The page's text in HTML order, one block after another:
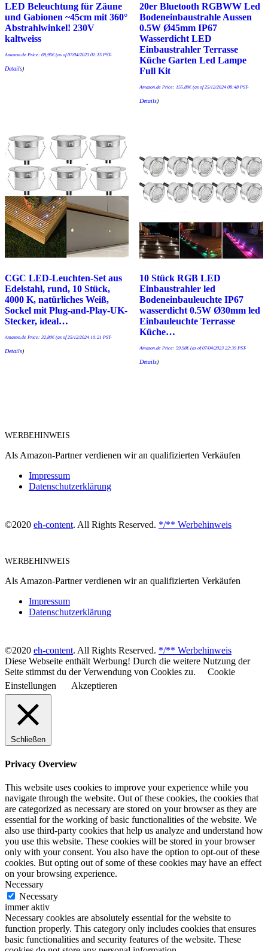
LED Beleuchtung für Zäune
und Gabionen ~45cm mit 360°
Abstrahlwinkel! 230V
kaltweiss
Amazon.de Price: 69,95€(as of 07/04/2023 01:15 PST-
Details)
20er Bluetooth RGBWW Led
Bodeneinbaustrahle Aussen
0.5W Ø45mm IP67
Wasserdicht LED
Einbaustrahler Terrasse
Küche Garten Led Lampe
Full Kit
Amazon.de Price: 155,89€(as of 25/12/2024 08:48 PST-
Details)
CGC LED-Leuchten-Set aus
Edelstahl, rund, 10 Stück,
4000 K, natürliches Weiß,
Sockel mit Plug-and-Play-UK-
Stecker, ideal…
Amazon.de Price: 32,80€(as of 25/12/2024 10:21 PST-
Details)
10 Stück RGB LED
Einbaustrahler led
Bodeneinbauleuchte IP67
wasserdicht 0.5W Ø30mm led
Einbauleuchte Terrasse
Küche…
Amazon.de Price: 59,98€(as of 07/04/2023 22:39 PST-
Details)
WERBEHINWEIS
Als Amazon-Partner verdienen wir an qualifizierten Verkäufen
Impressum
Datenschutzerklärung
©2020 eh-content. All Rights Reserved. */** Werbehinweis
WERBEHINWEIS
Als Amazon-Partner verdienen wir an qualifizierten Verkäufen
Impressum
Datenschutzerklärung
©2020 eh-content. All Rights Reserved. */** Werbehinweis
Diese Webseite enthält Werbung! Durch die weitere Nutzung der
Seite stimmst du der Verwendung von Cookies zu.
Cookie
Einstellungen
Akzeptieren
Schließen
Privacy Overview
This website uses cookies to improve your experience while you
navigate through the website. Out of these cookies, the cookies that
are categorized as necessary are stored on your browser as they are
essential for the working of basic functionalities of the website. We
also use third-party cookies that help us analyze and understand how
you use this website. These cookies will be stored in your browser
only with your consent. You also have the option to opt-out of these
cookies. But opting out of some of these cookies may have an effect
on your browsing experience.
Necessary
Necessary
immer aktiv
Necessary cookies are absolutely essential for the website to
function properly. This category only includes cookies that ensures
basic functionalities and security features of the website. These